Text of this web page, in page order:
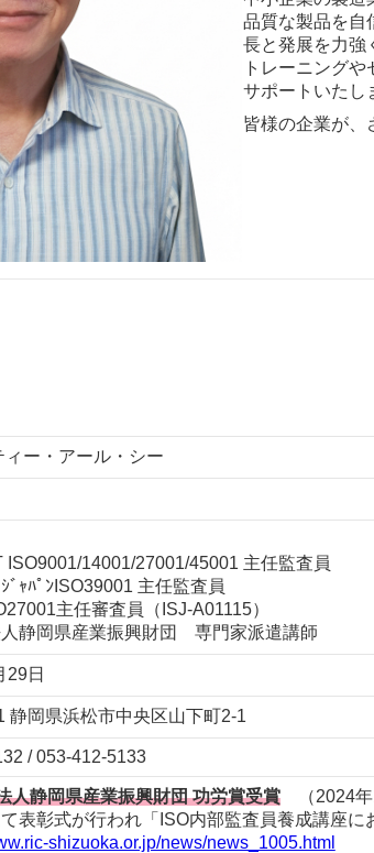
品質な製品を自
長と発展を力強
トレーニング
サポートいたし
皆様の企業が、
ィー・アール・シー
ISO9001/14001/27001/45001 主任監査員
ｼﾞｬﾊﾟﾝISO39001 主任監査員
主任審査員（ISJ-A01115）
静岡県産業振興財団 専門家派遣講師
29日
静岡県浜松市中央区山下町2-1
/ 053-412-5133
人静岡県産業振興財団 功労賞受賞（2024年
表彰式が行われ「ISO内部監査員養成講座
shizuoka.or.jp/news/news_1005.html